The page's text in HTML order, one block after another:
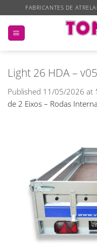
to
content
FABRICANTES DE
Light 26 HDA – v05
Published 11/05/2026 at
de 2 Eixos – Rodas